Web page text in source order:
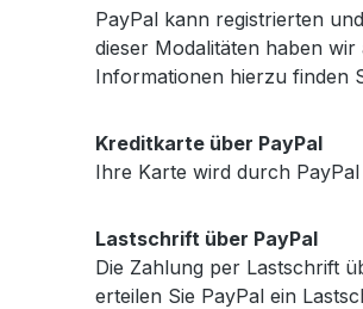
PayPal kann registrierten
dieser Modalitäten haben
Informationen hierzu finden
Kreditkarte über PayPal
Ihre Karte wird durch
Lastschrift über PayPal
Die Zahlung per Lastschrift
erteilen Sie PayPal ein